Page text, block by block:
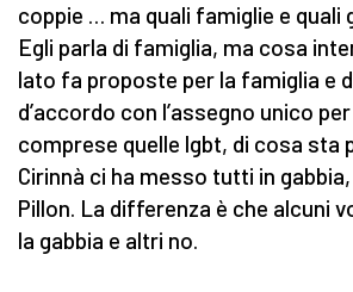
coppie … ma quali famiglie e quali
Egli parla di famiglia, ma cosa
lato fa proposte per la famiglia e
d’accordo con l’assegno unico
comprese quelle lgbt, di cosa sta
Cirinnà ci ha messo tutti in
Pillon. La differenza è che alcuni
la gabbia e altri no.